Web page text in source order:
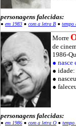
personagens falecidas:
● em 1983 ● com a letra B ● tempo
Morre
de
1986-
● nasce
● idade:
●
●
personagens falecidas:
● em 1986 ● com a letra O ● tempo